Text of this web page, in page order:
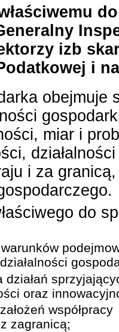
izb
i
miar i
i za
do
działań
oraz
współpracy
zagranicą;